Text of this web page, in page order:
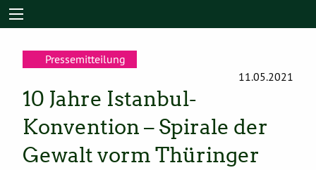
Pressemitteilung
11.05.2021
10 Jahre Istanbul-
Konvention – Spirale der
Gewalt vorm Thüringer